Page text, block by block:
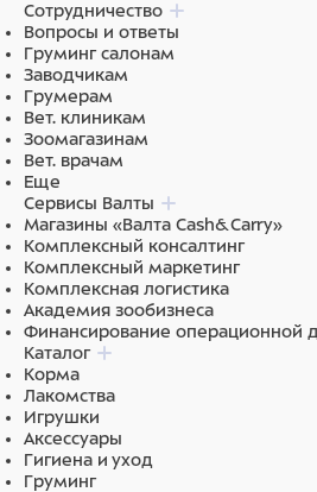
Сотрудничество
Вопросы и ответы
Груминг салонам
Заводчикам
Грумерам
Вет. клиникам
Зоомагазинам
Вет. врачам
Еще
Сервисы Валты
Магазины «Валта Cash&Carry»
Комплексный консалтинг
Комплексный маркетинг
Комплексная логистика
Академия зообизнеса
Финансирование операционной
Каталог
Корма
Лакомства
Игрушки
Аксессуары
Гигиена и уход
Груминг